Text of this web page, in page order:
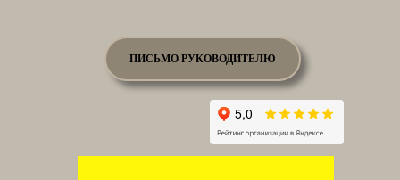
ПИСЬМО РУКОВОДИТЕЛЮ